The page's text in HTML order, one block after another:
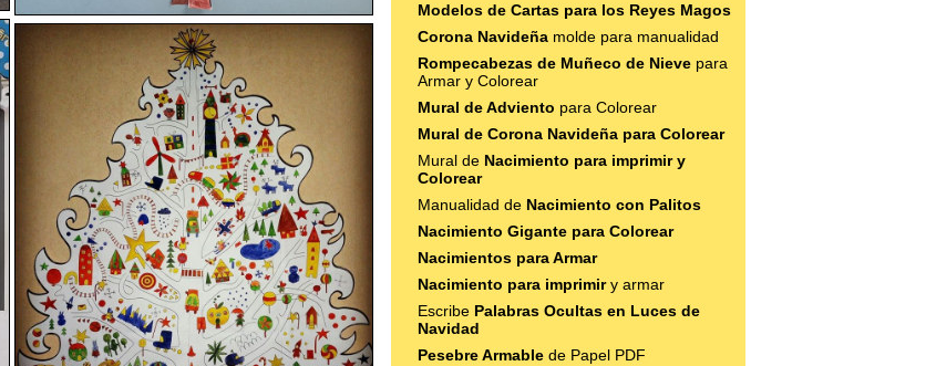
Modelos de Cartas para los Reyes Magos
Corona Navideña molde para manualidad
Rompecabezas de Muñeco de Nieve para
Armar y Colorear
Mural de Adviento para Colorear
Mural de Corona Navideña para Colorear
Mural de Nacimiento para imprimir y
Colorear
Manualidad de Nacimiento con Palitos
Nacimiento Gigante para Colorear
Nacimientos para Armar
Nacimiento para imprimiry armar
Escribe Palabras Ocultas en Luces de
Navidad
Pesebre Armable de Papel PDF